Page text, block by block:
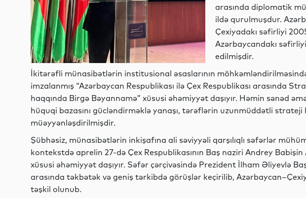
arasında diplomatik
ildə qurulmuşdur.
Çexiyadakı səfirliyi
Azərbaycandakı
edilmişdir.
İkitərəfli münasibətlərin institusional əsaslarının
imzalanmış “Azərbaycan Respublikası ilə Çex Respublikası arasında
haqqında Birgə Bəyannamə” xüsusi əhəmiyyət daşıyır. Həmin sənəd
hüquqi bazasını gücləndirməklə yanaşı, tərəflərin uzunmüddətli strateji
müəyyənləşdirilmişdir.
Şübhəsiz, münasibətlərin inkişafına ali səviyyəli qarşılıqlı səfərlər
kontekstdə aprelin 27-də Çex Respublikasının Baş naziri Andrey
xüsusi əhəmiyyət daşıyır. Səfər çərçivəsində Prezident İlham Əliyevlə
arasında təkbətək və geniş tərkibdə görüşlər keçirilib,
təşkil olunub.